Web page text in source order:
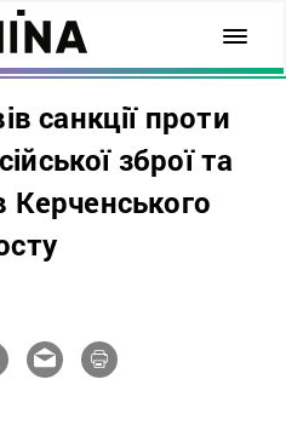
санкції проти
зброї та
Керченського